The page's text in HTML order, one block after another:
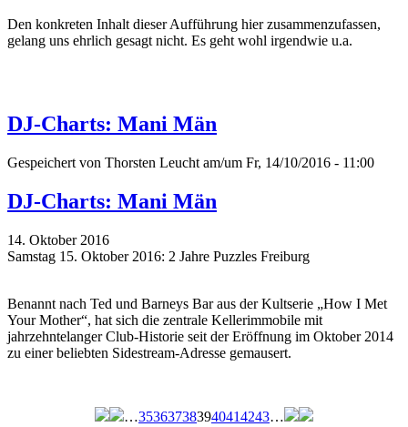
Den konkreten Inhalt dieser Aufführung hier zusammenzufassen,
gelang uns ehrlich gesagt nicht. Es geht wohl irgendwie u.a.
DJ-Charts: Mani Män
Gespeichert von Thorsten Leucht am/um Fr, 14/10/2016 - 11:00
DJ-Charts: Mani Män
14. Oktober 2016
Samstag 15. Oktober 2016: 2 Jahre Puzzles Freiburg
Benannt nach Ted und Barneys Bar aus der Kultserie „How I Met
Your Mother“, hat sich die zentrale Kellerimmobile mit
jahrzehntelanger Club-Historie seit der Eröffnung im Oktober 2014
zu einer beliebten Sidestream-Adresse gemausert.
…353637383940414243…